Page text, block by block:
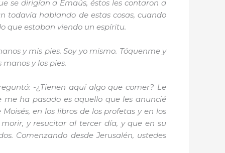
se dirigían a Emaús, éstos les contaron a
todavía hablando de estas cosas, cuando
que estaban viendo un espíritu.
y mis pies. Soy yo mismo. Tóquenme y
y los pies.
-¿Tienen aquí algo que comer? Le
me ha pasado es aquello que les anuncié
en los libros de los profetas y en los
y resucitar al tercer día, y que en su
Comenzando desde Jerusalén, ustedes